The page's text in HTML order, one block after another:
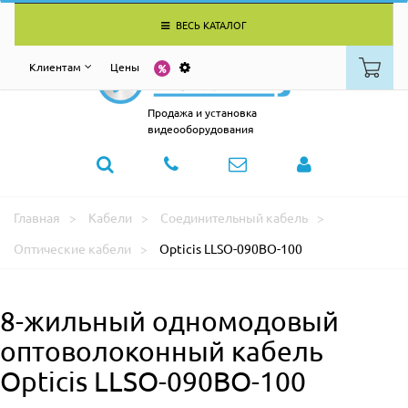
ВЕСЬ КАТАЛОГ
Клиентам Цены
Продажа и установка
видеооборудования
Главная Кабели
Соединительный кабель
Оптические кабели
Opticis LLSO-090BO-100
8-жильный одномодовый
оптоволоконный кабель
Opticis LLSO-090BO-100